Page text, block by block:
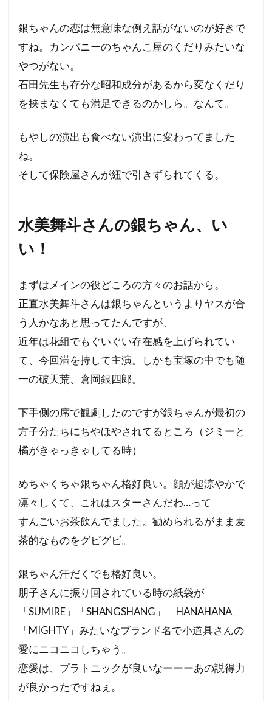
銀ちゃんの恋は無意味な例え話がないのが好きで
すね。カンパニーのちゃんこ屋のくだりみたいな
やつがない。
石田先生も存分な昭和成分があるから変なくだり
を挟まなくても満足できるのかしら。なんて。
もやしの演出も食べない演出に変わってました
ね。
そして保険屋さんが紐で引きずられてくる。
水美舞斗さんの銀ちゃん、い
い！
まずはメインの役どころの方々のお話から。
正直水美舞斗さんは銀ちゃんというよりヤスが合
う人かなあと思ってたんですが、
近年は花組でもぐいぐい存在感を上げられてい
て、今回満を持して主演。しかも宝塚の中でも随
一の破天荒、倉岡銀四郎。
下手側の席で観劇したのですが銀ちゃんが最初の
方子分たちにちやほやされてるところ（ジミーと
橘がきゃっきゃしてる時）
めちゃくちゃ銀ちゃん格好良い。顔が超涼やかで
凛々しくて、これはスターさんだわ…って
すんごいお茶飲んでました。勧められるがまま麦
茶的なものをグビグビ。
銀ちゃん汗だくでも格好良い。
朋子さんに振り回されている時の紙袋が
「SUMIRE」「SHANGSHANG」「HANAHANA」
「MIGHTY」みたいなブランド名で小道具さんの
愛にニコニコしちゃう。
恋愛は、プラトニックが良いなーーーあの説得力
が良かったですねぇ。